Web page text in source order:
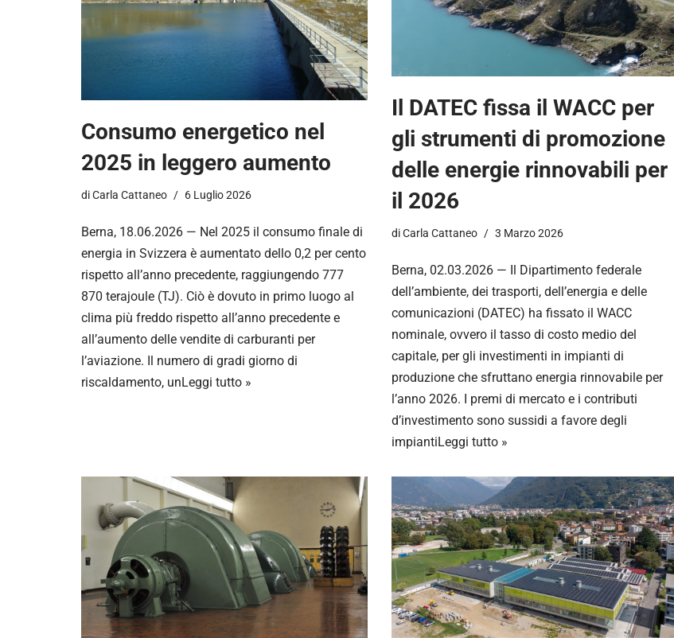
Consumo energetico nel
2025 in leggero aumento
diCarla Cattaneo 6 Luglio 2026
Berna, 18.06.2026 — Nel 2025 il consumo finale di
energia in Svizzera è aumentato dello 0,2 per cento
rispetto all’anno precedente, raggiungendo 777
870 terajoule (TJ). Ciò è dovuto in primo luogo al
clima più freddo rispetto all’anno precedente e
all’aumento delle vendite di carburanti per
l’aviazione. Il numero di gradi giorno di
riscaldamento, unLeggi tutto »
Il DATEC fissa il WACC per
gli strumenti di promozione
delle energie rinnovabili per
il 2026
diCarla Cattaneo 3 Marzo 2026
Berna, 02.03.2026 — Il Dipartimento federale
dell’ambiente, dei trasporti, dell’energia e delle
comunicazioni (DATEC) ha fissato il WACC
nominale, ovvero il tasso di costo medio del
capitale, per gli investimenti in impianti di
produzione che sfruttano energia rinnovabile per
l’anno 2026. I premi di mercato e i contributi
d’investimento sono sussidi a favore degli
impiantiLeggi tutto »